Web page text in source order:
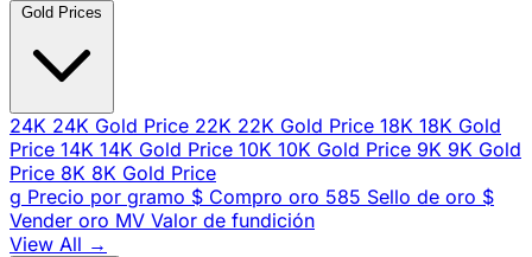
Gold Prices
24K 24K Gold Price 22K 22K Gold Price 18K 18K Gold
Price 14K 14K Gold Price 10K 10K Gold Price 9K 9K Gold
Price 8K 8K Gold Price
g Precio por gramo $ Compro oro 585 Sello de oro $
Vender oro MV Valor de fundición
View All →